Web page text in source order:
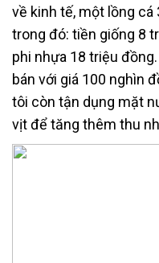
về kinh tế, một lồng
trong đó: tiền giống 8
phi nhựa 18 triệu
bán với giá 100 nghìn
tôi còn tận dụng mặt
vịt để tăng thêm thu